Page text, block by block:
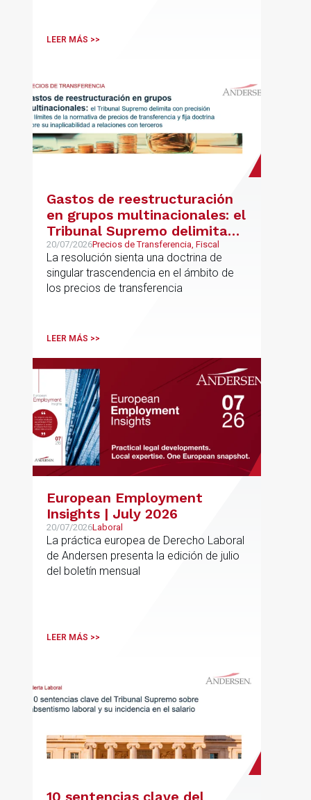
LEER MÁS >>
Gastos de reestructuración
en grupos multinacionales: el
Tribunal Supremo delimita
con precisión los límites de la
normativa de precios de
transferencia y fija doctrina
sobre su inaplicabilidad a
20/07/2026Precios de Transferencia, Fiscal
La resolución sienta una doctrina de
singular trascendencia en el ámbito de
los precios de transferencia
LEER MÁS >>
European Employment
Insights | July 2026
20/07/2026Laboral
La práctica europea de Derecho Laboral
de Andersen presenta la edición de julio
del boletín mensual
LEER MÁS >>
10 sentencias clave del